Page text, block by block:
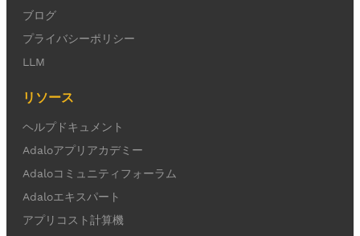
ブログ
プライバシーポリシー
LLM
リソース
ヘルプドキュメント
Adaloアプリアカデミー
Adaloコミュニティフォーラム
Adaloエキスパート
アプリコスト計算機